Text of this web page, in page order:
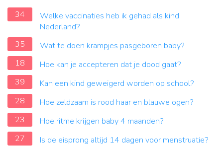
34
Welke vaccinaties heb ik gehad als kind
Nederland?
35
Wat te doen krampjes pasgeboren baby?
18
Hoe kan je accepteren dat je dood gaat?
39
Kan een kind geweigerd worden op school?
28
Hoe zeldzaam is rood haar en blauwe ogen?
23
Hoe ritme krijgen baby 4 maanden?
27
Is de eisprong altijd 14 dagen voor menstruatie?